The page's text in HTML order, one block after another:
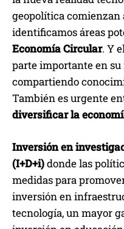
geopolítica comienzan
identificamos áreas
Economía Circular. Y
parte importante en
compartiendo
También es urgente
diversificar la
Inversión en
(I+D+i)donde las
medidas para
inversión en
tecnología, un mayor